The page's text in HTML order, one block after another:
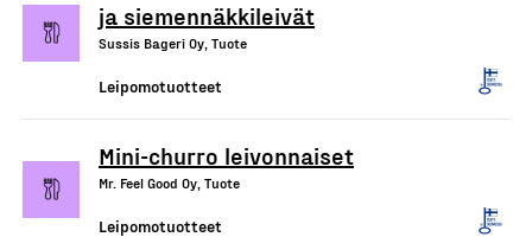
ja siemennäkkileivät
Sussis Bageri Oy, Tuote
Leipomotuotteet
Mini-churro leivonnaiset
Mr. Feel Good Oy, Tuote
Leipomotuotteet